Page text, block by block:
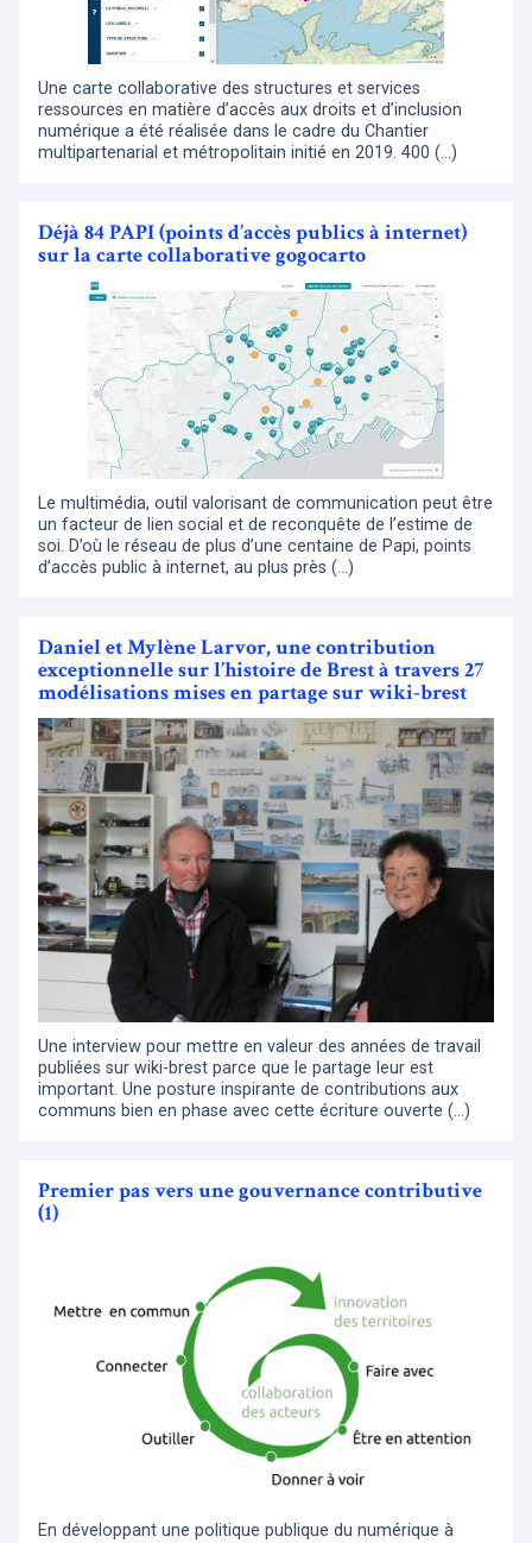
Une carte collaborative des structures et services
ressources en matière d’accès aux droits et d’inclusion
numérique a été réalisée dans le cadre du Chantier
multipartenarial et métropolitain initié en 2019. 400 (…)
Déjà 84 PAPI (points d’accès publics à internet)
sur la carte collaborative gogocarto
Le multimédia, outil valorisant de communication peut être
un facteur de lien social et de reconquête de l’estime de
soi. D’où le réseau de plus d’une centaine de Papi, points
d’accès public à internet, au plus près (…)
Daniel et Mylène Larvor, une contribution
exceptionnelle sur l’histoire de Brest à travers 27
modélisations mises en partage sur wiki-brest
Une interview pour mettre en valeur des années de travail
publiées sur wiki-brest parce que le partage leur est
important. Une posture inspirante de contributions aux
communs bien en phase avec cette écriture ouverte (…)
Premier pas vers une gouvernance contributive
(1)
En développant une politique publique du numérique à